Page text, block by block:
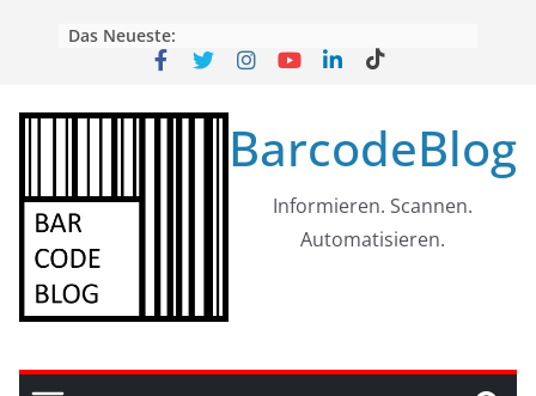
Das Neueste:
BarcodeBlog
Informieren. Scannen.
Automatisieren.